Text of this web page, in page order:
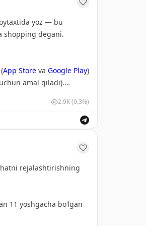
yoz — bu
shopping degani.
App Store va Google Play)
amal qiladi).
столица летом — это
Летим?
Centrum Air (App
2.9K(0.3%)
rejalashtirishning
11 yoshgacha bo‘lgan